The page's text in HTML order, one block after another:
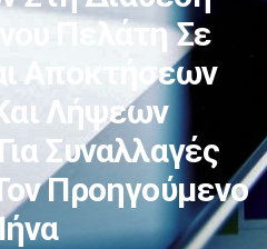
Πελάτη Σε
Αποκτήσεων
Λήψεων
Συναλλαγές
Προηγούμενο